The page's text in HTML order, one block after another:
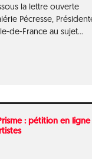
la lettre ouverte
Pécresse,
de-France au sujet...
: pétition en ligne